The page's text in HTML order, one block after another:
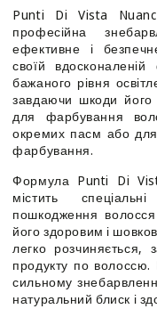
Di
Vista
Nuance
White
Bleaсhing
Powder
-
Пудра
знебарвлююча
Di
Vista
Nuance
White
Powder
-
Пудра
Punti Di Vista
професійна
ефективне і
своїй
бажаного рівня
завдаючи шкоди його
для фарбування
окремих пасм або
фарбування.
Формула Punti Di
містить
пошкодження
його здоровим і
легко розчиняється,
продукту по
сильному
натуральний блиск і